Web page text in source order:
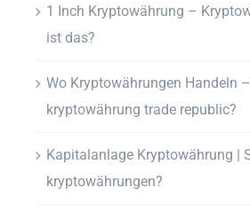
1 Inch Kryptowährung –
ist das?
Wo Kryptowährungen Handeln
kryptowährung trade republic?
Kapitalanlage Kryptowährung |
kryptowährungen?